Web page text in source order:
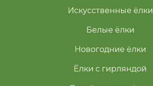
Искусственные ёлки
Белые ёлки
Новогодние ёлки
Ёлки с гирляндой